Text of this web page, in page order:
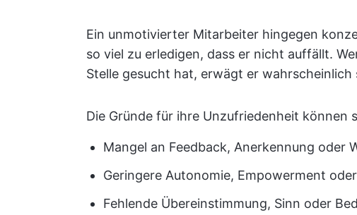
Ein unmotivierter Mitarbeiter hingegen
so viel zu erledigen, dass er nicht auffällt.
Stelle gesucht hat, erwägt er wahrscheinlich
Die Gründe für ihre Unzufriedenheit können
Mangel an Feedback, Anerkennung oder
Geringere Autonomie, Empowerment
Fehlende Übereinstimmung, Sinn oder